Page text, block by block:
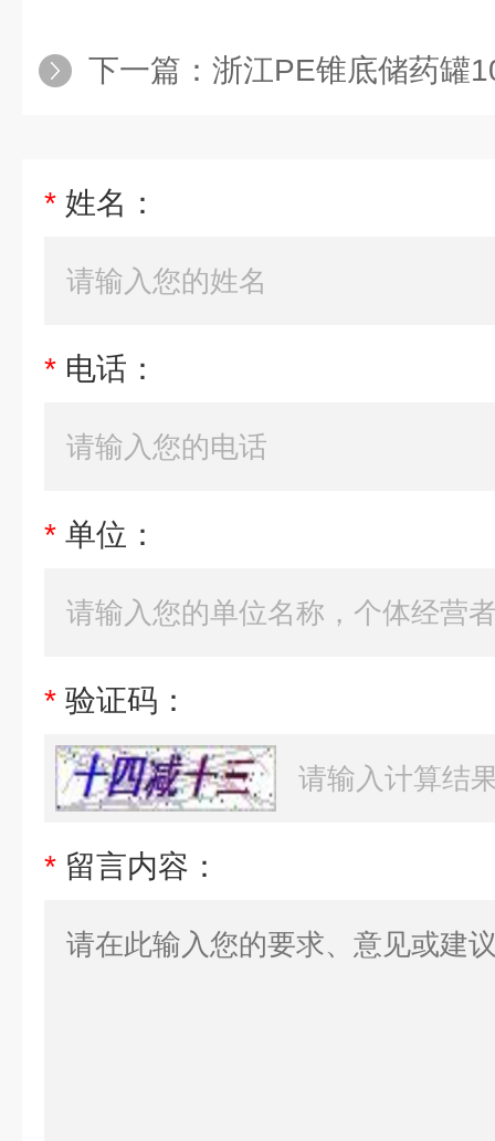
下一篇： 浙江PE锥底储药罐
* 姓名：
* 电话：
* 单位：
* 验证码：
* 留言内容：